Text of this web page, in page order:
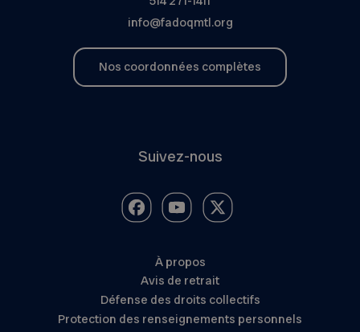
info@fadoqmtl.org
Nos coordonnées complètes
Suivez-nous
À propos
Avis de retrait
Défense des droits collectifs
Protection des renseignements personnels